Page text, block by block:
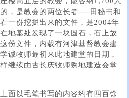
，是教会的两位长者──田秘书和
一份挖掘出来的文件，是2004年
地基处发现了一块圆石，石上放
份文件，内载有河津基督教会建
诚牧师最初来此地建堂的日期，
继续由吉长庆牧师购地建造会堂
面以毛笔书写的内容约有四百馀